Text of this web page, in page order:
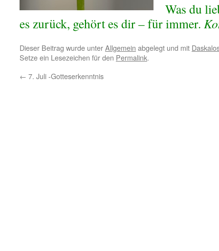
Was du
es zurück, gehört es dir – für immer.
Dieser Beitrag wurde unterAllgemein abgelegt und mit
Setze ein Lesezeichen für den Permalink.
← 7. Juli -Gotteserkenntnis